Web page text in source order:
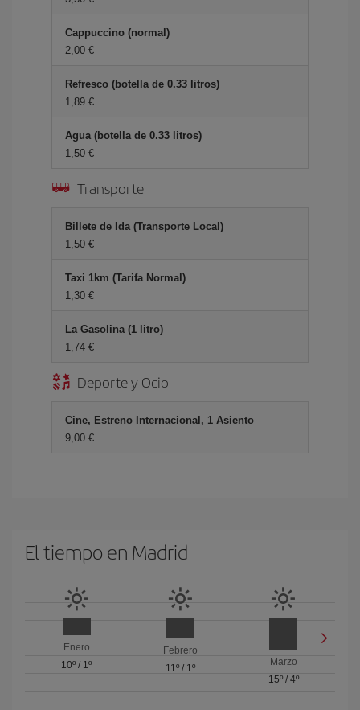
Cappuccino (normal)
2,00 €
Refresco (botella de 0.33 litros)
1,89 €
Agua (botella de 0.33 litros)
1,50 €
Transporte
Billete de Ida (Transporte Local)
1,50 €
Taxi 1km (Tarifa Normal)
1,30 €
La Gasolina (1 litro)
1,74 €
Deporte y Ocio
Cine, Estreno Internacional, 1 Asiento
9,00 €
El tiempo en Madrid
Enero
10º / 1º
Febrero
11º/ 1º
Marzo
15º/ 4º